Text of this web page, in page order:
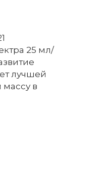
25 мл/
лучшей
массу в